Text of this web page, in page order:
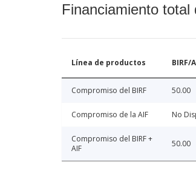
Financiamiento
Línea de productos BIRF/
Compromiso del BIRF 50.00
Compromiso de la AIF No
Compromiso del BIRF +
AIF
50.00